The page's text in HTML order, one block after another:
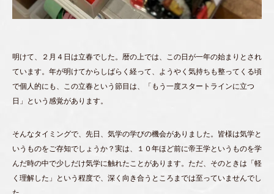
明けて、２月４日は立春でした。暦の上では、この日が一年の始まりとされ
ています。年が明けてからしばらく経って、ようやく気持ちも整ってくる頃
で個人的にも、この立春という節目は、「もう一度スタートラインに立つ
日」という感覚があります。
そんなタイミングで、先日、気学の学びの機会がありました。皆様は気学と
いうものをご存知でしょうか？実は、１０年ほど前に帝王学というものを学
んだ時の中で少しだけ気学に触れたことがあります。ただ、そのときは「軽
く理解した」という程度で、深く向き合うところまでは至っていませんでし